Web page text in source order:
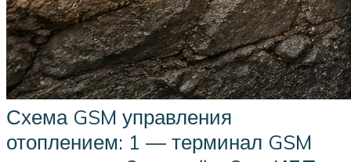
Схема GSM управления
отоплением: 1 — терминал GSM